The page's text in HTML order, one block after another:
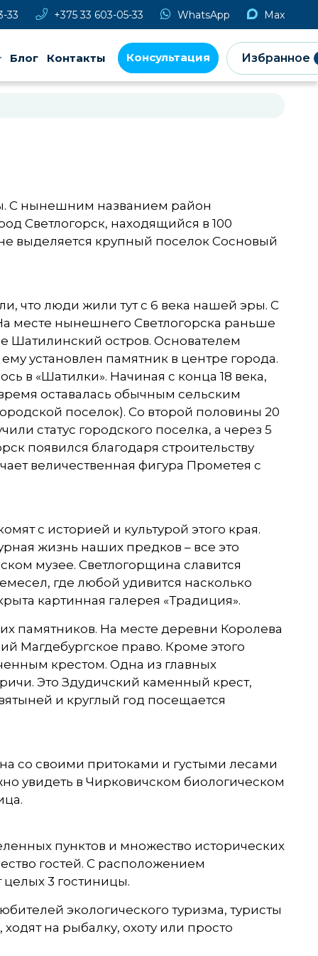
33 +375 33 603-05-33 WhatsApp Max
Блог Контакты Консультация Избранное
С нынешним названием район
Светлогорск, находящийся в 100
выделяется крупный поселок Сосновый
что люди жили тут с 6 века нашей эры. С
месте нынешнего Светлогорска раньше
Шатилинский остров. Основателем
установлен памятник в центре города.
в «Шатилки». Начиная с конца 18 века,
оставалась обычным сельским
поселок). Со второй половины 20
статус городского поселка, а через 5
появился благодаря строительству
величественная фигура Прометея с
с историей и культурой этого края.
жизнь наших предков – все это
музее. Светлогорщина славится
где любой удивится насколько
картинная галерея «Традиция».
памятников. На месте деревни Королева
Магдебургское право. Кроме этого
крестом. Одна из главных
Это Здудичский каменный крест,
и круглый год посещается
со своими притоками и густыми лесами
увидеть в Чирковичском биологическом
пунктов и множество исторических
гостей. С расположением
3 гостиницы.
экологического туризма, туристы
на рыбалку, охоту или просто